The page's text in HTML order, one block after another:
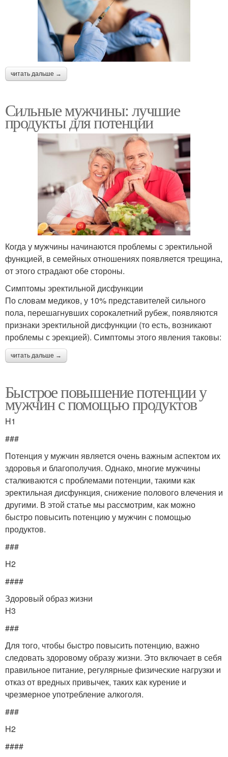
читать дальше →
Сильные мужчины: лучшие
продукты для потенции
Когда у мужчины начинаются проблемы с эректильной
функцией, в семейных отношениях появляется трещина,
от этого страдают обе стороны.
Симптомы эректильной дисфункции
По словам медиков, у 10% представителей сильного
пола, перешагнувших сорокалетний рубеж, появляются
признаки эректильной дисфункции (то есть, возникают
проблемы с эрекцией). Симптомы этого явления таковы:
читать дальше →
Быстрое повышение потенции у
мужчин с помощью продуктов
H1
###
Потенция у мужчин является очень важным аспектом их
здоровья и благополучия. Однако, многие мужчины
сталкиваются с проблемами потенции, такими как
эректильная дисфункция, снижение полового влечения и
другими. В этой статье мы рассмотрим, как можно
быстро повысить потенцию у мужчин с помощью
продуктов.
###
H2
####
Здоровый образ жизни
H3
###
Для того, чтобы быстро повысить потенцию, важно
следовать здоровому образу жизни. Это включает в себя
правильное питание, регулярные физические нагрузки и
отказ от вредных привычек, таких как курение и
чрезмерное употребление алкоголя.
###
H2
####